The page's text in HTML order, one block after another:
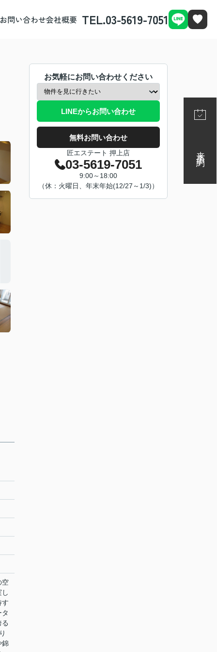
お問い合わせ会社概要 TEL.03-5619-7051
空
す
錦
お気軽にお問い合わせください
LINEからお問い合わせ
無料お問い合わせ
匠エステート 押上店
03-5619-7051
9:00～18:00
（休：火曜日、年末年始(12/27～1/3)）